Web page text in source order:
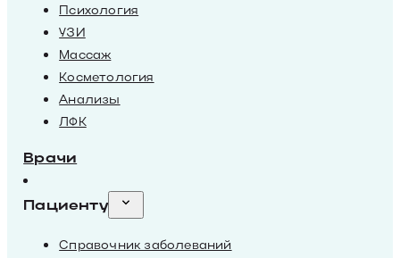
Психология
УЗИ
Массаж
Косметология
Анализы
ЛФК
Врачи
Пациенту
Справочник заболеваний